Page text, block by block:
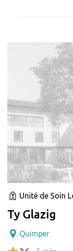
Unité de Soin
Ty Glazig
Quimper